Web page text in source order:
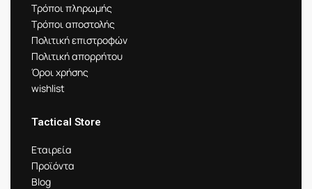
Τρόποι πληρωμής
Τρόποι αποστολής
Πολιτική επιστροφών
Πολιτική απορρήτου
Όροι χρήσης
wishlist
Tactical Store
Εταιρεία
Προϊόντα
Blog